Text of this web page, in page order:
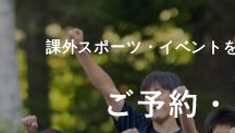
課外スポーツ・イベント